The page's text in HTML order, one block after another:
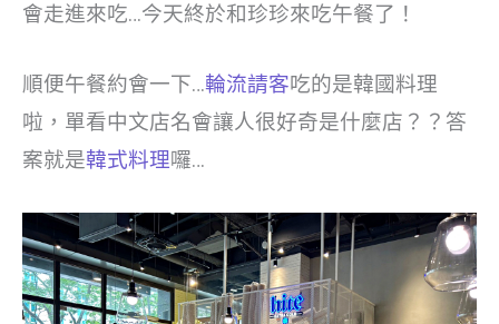
會走進來吃…今天終於和珍珍來吃午餐了！
順便午餐約會一下…輪流請客吃的是韓國料理
啦，單看中文店名會讓人很好奇是什麼店？？答
案就是韓式料理囉…